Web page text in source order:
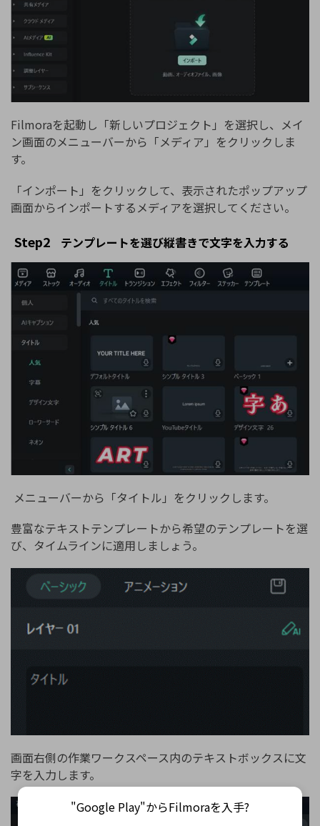
Filmoraを起動し「新しいプロジェクト」を選択し、メイ
ン画面のメニューバーから「メディア」をクリックしま
す。
「インポート」をクリックして、表示されたポップアップ
画面からインポートするメディアを選択してください。
Step2 テンプレートを選び縦書きで文字を入力する
メニューバーから「タイトル」をクリックします。
豊富なテキストテンプレートから希望のテンプレートを選
び、タイムラインに適用しましょう。
画面右側の作業ワークスペース内のテキストボックスに文
字を入力します。
"Google Play"からFilmoraを入手?